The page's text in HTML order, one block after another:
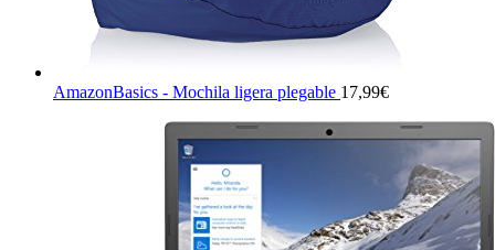
AmazonBasics - Mochila ligera plegable 17,99€